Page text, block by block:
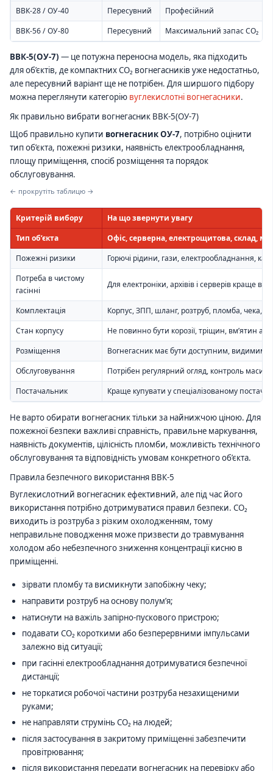
ВВК-28 / ОУ-40 Пересувний Професійний
ВВК-56 / ОУ-80
Пересувний Максимальний запас CO₂
ВВК-5(ОУ-7) — це потужна переносна модель, яка підходить
для об’єктів, де компактних CO₂ вогнегасників уже недостатньо,
але пересувний варіант ще не потрібен. Для ширшого підбору
можна переглянути категорію вуглекислотні вогнегасники.
Як правильно вибрати вогнегасник ВВК-5(ОУ-7)
Щоб правильно купити вогнегасник ОУ-7, потрібно оцінити
тип об’єкта, пожежні ризики, наявність електрообладнання,
площу приміщення, спосіб розміщення та порядок
обслуговування.
← прокрутіть таблицю →
Критерій вибору
На що звернути увагу
Тип об’єкта
Офіс, серверна, електрощитова, склад,
Пожежні ризики
Горючі рідини, гази, електрообладнання,
Потреба в чистому
гасінні
Для електроніки, архівів і серверів краще
Комплектація
Корпус, ЗПП, шланг, розтруб, пломба, чека,
Стан корпусу
Не повинно бути корозії, тріщин, вм’ятин
Розміщення
Вогнегасник має бути доступним, видимим
Обслуговування
Потрібен регулярний огляд, контроль маси
Постачальник
Краще купувати у спеціалізованому
Не варто обирати вогнегасник тільки за найнижчою ціною. Для
пожежної безпеки важливі справність, правильне маркування,
наявність документів, цілісність пломби, можливість технічного
обслуговування та відповідність умовам конкретного об’єкта.
Правила безпечного використання ВВК-5
Вуглекислотний вогнегасник ефективний, але під час його
використання потрібно дотримуватися правил безпеки. CO₂
виходить із розтруба з різким охолодженням, тому
неправильне поводження може призвести до травмування
холодом або небезпечного зниження концентрації кисню в
приміщенні.
зірвати пломбу та висмикнути запобіжну чеку;
направити розтруб на основу полум’я;
натиснути на важіль запірно-пускового пристрою;
подавати CO₂ короткими або безперервними імпульсами
залежно від ситуації;
при гасінні електрообладнання дотримуватися безпечної
дистанції;
не торкатися робочої частини розтруба незахищеними
руками;
не направляти струмінь CO₂ на людей;
після застосування в закритому приміщенні забезпечити
провітрювання;
після використання передати вогнегасник на перевірку або